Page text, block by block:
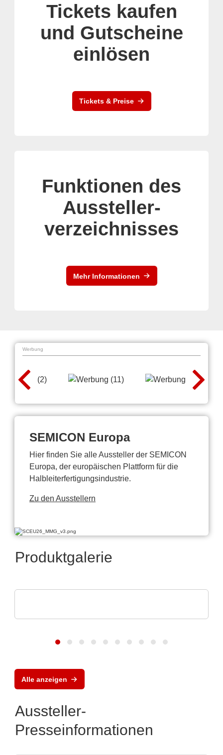
Tickets kaufen
und Gutscheine
einlösen
Tickets & Preise
Funktionen des
Aussteller-
verzeichnisses
Mehr Informationen
Werbung
SEMICON Europa
Hier finden Sie alle Aussteller der SEMICON
Europa, der europäischen Plattform für die
Halbleiterfertigungsindustrie.
Zu den Ausstellern
Produktgalerie
Alle anzeigen
Aussteller-
Presseinformationen